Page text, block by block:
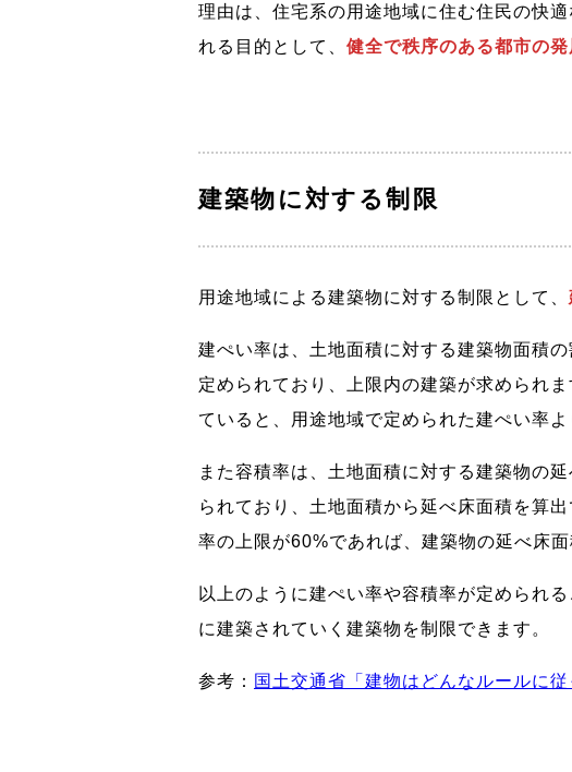
理由は、住宅系の用途地域に住む住民の快
れる目的として、 健全で秩序のある都市の発
建築物に対する制限
用途地域による建築物に対する制限として、
建ぺい率は、土地面積に対する建築物面積
定められており、上限内の建築が求められ
ていると、用途地域で定められた建ぺい率よ
また容積率は、土地面積に対する建築物の
られており、土地面積から延べ床面積を算
率の上限が60%であれば、建築物の延べ床
以上のように建ぺい率や容積率が定められ
に建築されていく建築物を制限できます。
参考： 国土交通省「建物はどんなルールに